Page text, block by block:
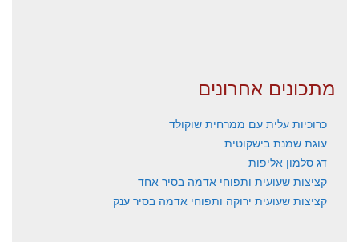
מתכונים אחרונים
כרוכיות עלית עם ממרחית שוקולד
עוגת שמנת בישקוטית
דג סלמון אליפות
קציצות שעועית ותפוחי אדמה בסיר אחד
קציצות שעועית ירוקה ותפוחי אדמה בסיר ענק